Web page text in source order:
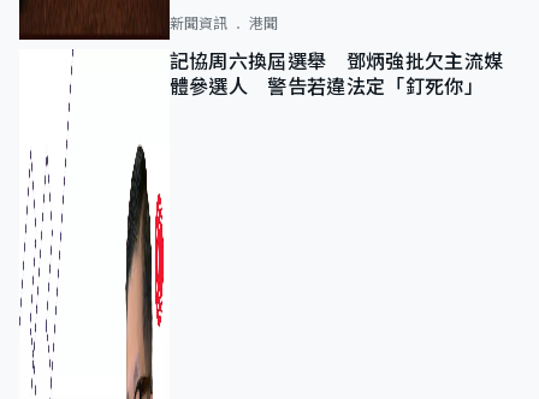
新聞資訊 港聞
記協周六換屆選舉 鄧炳強批欠主流媒
體參選人 警告若違法定「釘死你」